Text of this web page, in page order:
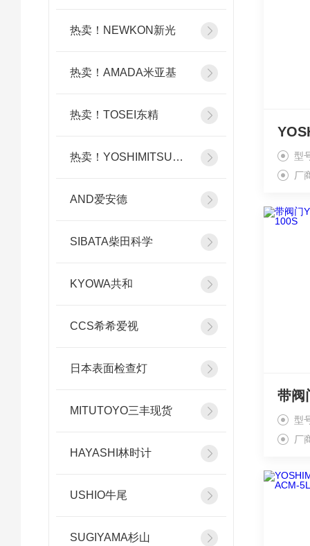
热卖！NEWKON新光
热卖！AMADA米亚基
热卖！TOSEI东精
热卖！YOSHIMITSU小平
AND爱安德
SIBATA柴田科学
KYOWA共和
CCS希希爱视
日本表面检查灯
MITUTOYO三丰现货
HAYASHI林时计
USHIO牛尾
SUGIYAMA杉山
型
厂
型
厂